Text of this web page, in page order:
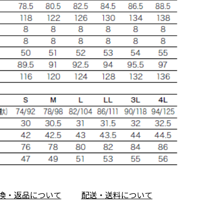
・返品について 配送・送料について